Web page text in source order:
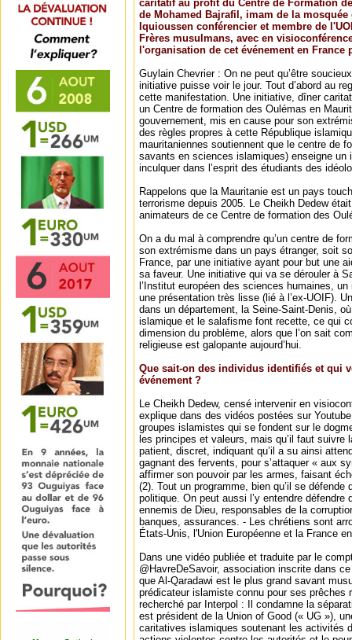
caritatif au profit du Centre de Formation
de Mohamed Bajrafil, imam de la mosquée
Iquioussen conférencier et membre de
Frères musulmans, avec en
l'organisation de cet événement en France
Guylain Chevrier : On ne peut qu’être
initiative puisse voir le jour. Tout d’abord au
cette manifestation. Une initiative, dîner
un Centre de formation des Oulémas en
gouvernement, mis en cause pour son
des règles propres à cette République
mauritaniennes soutiennent que le centre de
savants en sciences islamiques) enseigne un
inculquer dans l’esprit des étudiants des
Rappelons que la Mauritanie est un pays
terrorisme depuis 2005. Le Cheikh Dedew
animateurs de ce Centre de formation des
On a du mal à comprendre qu’un centre de
son extrémisme dans un pays étranger, soit
France, par une initiative ayant pour but une
sa faveur. Une initiative qui va se dérouler à
l’Institut européen des sciences humaines,
une présentation très lisse (lié à l’ex-UOIF).
dans un département, la Seine-Saint-Denis,
islamique et le salafisme font recette, ce qui
dimension du problème, alors que l’on sait
religieuse est galopante aujourd’hui.
Que sait-on des individus identifiés et qui
événement ?
Le Cheikh Dedew, censé intervenir en
explique dans des vidéos postées sur
groupes islamistes qui se fondent sur le
les principes et valeurs, mais qu’il faut suivre
patient, discret, indiquant qu’il a su ainsi
gagnant des fervents, pour s’attaquer « aux
affirmer son pouvoir par les armes, faisant
(2). Tout un programme, bien qu’il se défende
politique. On peut aussi l’y entendre
ennemis de Dieu, responsables de la
banques, assurances. - Les chrétiens sont
États-Unis, l'Union Européenne et la France
Dans une vidéo publiée et traduite par le
@HavreDeSavoir, association inscrite dans
que Al-Qaradawi est le plus grand savant
prédicateur islamiste connu pour ses prêches
recherché par Interpol : Il condamne la
est président de la Union of Good (« UG »),
caritatives islamiques soutenant les activités